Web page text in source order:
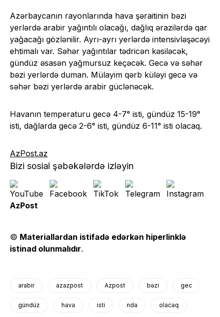
Azərbaycanın rayonlarında hava şəraitinin bəzi
yerlərdə arabir yağıntılı olacağı, dağlıq ərazilərdə qar
yağacağı gözlənilir. Ayrı-ayrı yerlərdə intensivləşəcəyi
ehtimalı var. Səhər yağıntılar tədricən kəsiləcək,
gündüz əsasən yağmursuz keçəcək. Gecə və səhər
bəzi yerlərdə duman. Mülayim qərb küləyi gecə və
səhər bəzi yerlərdə arabir güclənəcək.
Havanın temperaturu gecə 4-7° isti, gündüz 15-19°
isti, dağlarda gecə 2-6° isti, gündüz 6-11° isti olacaq.
AzPost.az
Bizi sosial şəbəkələrdə izləyin
AzPost
© Materiallardan istifadə edərkən hiperlinklə
istinad olunmalıdır.
arabir azazpost Azpost bəzi gec
gündüz hava isti nda olacaq